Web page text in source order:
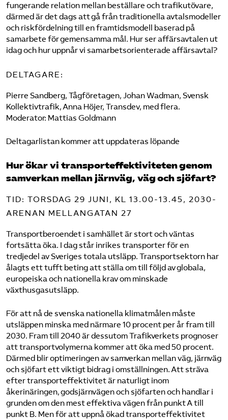
fungerande relation mellan beställare och trafikutövare,
därmed är det dags att gå från traditionella avtalsmodeller
och riskfördelning till en framtidsmodell baserad på
samarbete för gemensamma mål. Hur ser affärsavtalen ut
idag och hur uppnår vi samarbetsorienterade affärsavtal?
DELTAGARE:
Pierre Sandberg, Tågföretagen, Johan Wadman, Svensk
Kollektivtrafik, Anna Höjer, Transdev, med flera.
Moderator: Mattias Goldmann
Deltagarlistan kommer att uppdateras löpande
Hur ökar vi transporteffektiviteten genom
samverkan mellan järnväg, väg och sjöfart?
TID: TORSDAG 29 JUNI, KL 13.00-13.45, 2030-
ARENAN MELLANGATAN 27
Transportberoendet i samhället är stort och väntas
fortsätta öka. I dag står inrikes transporter för en
tredjedel av Sveriges totala utsläpp. Transportsektorn har
ålagts ett tufft beting att ställa om till följd av globala,
europeiska och nationella krav om minskade
växthusgasutsläpp.
För att nå de svenska nationella klimatmålen måste
utsläppen minska med närmare 10 procent per år fram till
2030. Fram till 2040 är dessutom Trafikverkets prognoser
att transportvolymerna kommer att öka med 50 procent.
Därmed blir optimeringen av samverkan mellan väg, järnväg
och sjöfart ett viktigt bidrag i omställningen. Att sträva
efter transporteffektivitet är naturligt inom
åkerinäringen, godsjärnvägen och sjöfarten och handlar i
grunden om den mest effektiva vägen från punkt A till
punkt B. Men för att uppnå ökad transporteffektivitet